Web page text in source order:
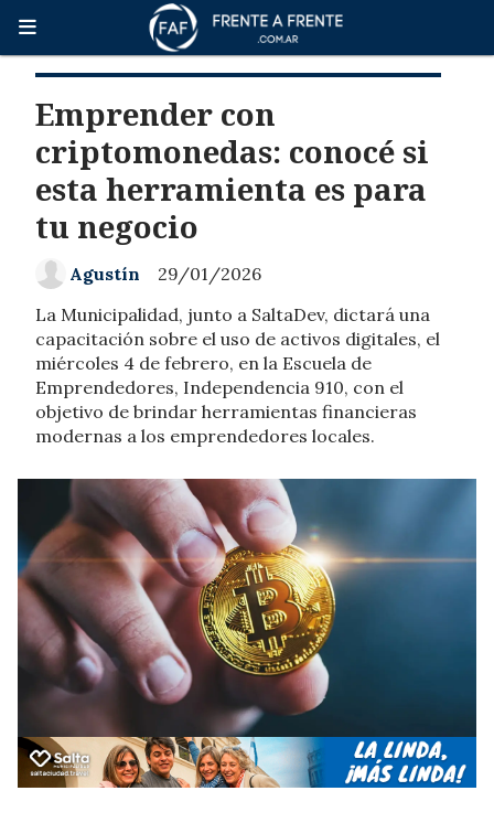
Emprender con
criptomonedas: conocé si
esta herramienta es para
tu negocio
La Municipalidad, junto a SaltaDev, dictará una
capacitación sobre el uso de activos digitales, el
miércoles 4 de febrero, en la Escuela de
Emprendedores, Independencia 910, con el
objetivo de brindar herramientas financieras
modernas a los emprendedores locales.
29/01/2026
Agustín